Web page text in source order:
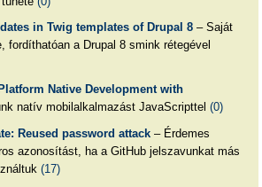
in Twig templates of Drupal 8– Saját
fordíthatóan a Drupal 8 smink rétegével
Native Development with
natív mobilalkalmazást JavaScripttel (0)
Reused password attack– Érdemes
azonosítást, ha a GitHub jelszavunkat más
(17)